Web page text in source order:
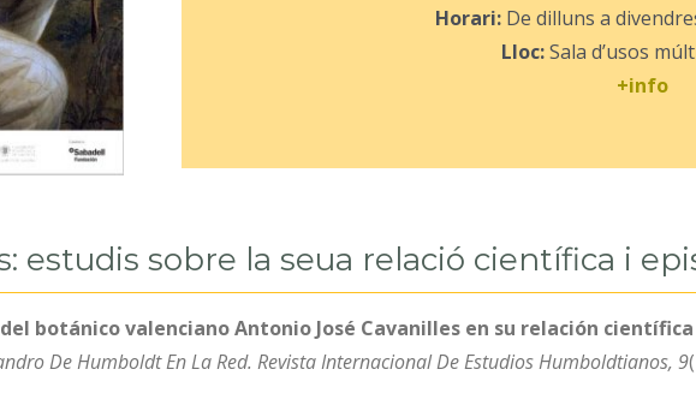
Horari: De dilluns a
Lloc:Sala d’usos
+info
estudis sobre la seua relació científica i
botánico valenciano Antonio José Cavanilles en su relación
De Humboldt En La Red. Revista Internacional De Estudios Humboldtianos, 9